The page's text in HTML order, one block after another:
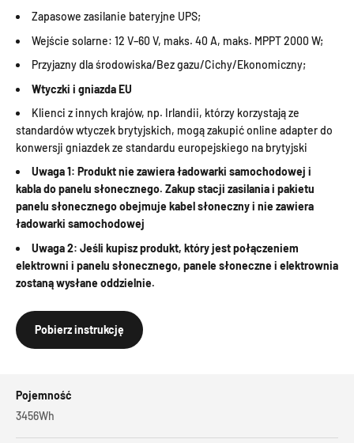
Zapasowe zasilanie bateryjne UPS;
Wejście solarne: 12 V–60 V, maks. 40 A, maks. MPPT 2000 W;
Przyjazny dla środowiska/Bez gazu/Cichy/Ekonomiczny;
Wtyczki i gniazda EU
Klienci z innych krajów, np. Irlandii, którzy korzystają ze
standardów wtyczek brytyjskich, mogą zakupić online adapter do
konwersji gniazdek ze standardu europejskiego na brytyjski
Uwaga 1: Produkt nie zawiera ładowarki samochodowej i
kabla do panelu słonecznego. Zakup stacji zasilania i pakietu
panelu słonecznego obejmuje kabel słoneczny i nie zawiera
ładowarki samochodowej
Uwaga 2: Jeśli kupisz produkt, który jest połączeniem
elektrowni i panelu słonecznego, panele słoneczne i elektrownia
zostaną wysłane oddzielnie.
Pobierz instrukcję
Pojemność
3456Wh